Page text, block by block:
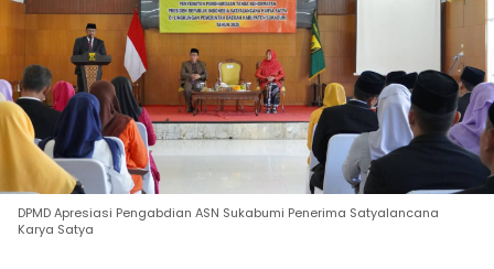
DPMD Apresiasi Pengabdian ASN Sukabumi Penerima Satyalancana
Karya Satya